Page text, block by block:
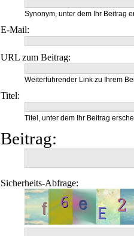
Synonym, unter dem Ihr Beitrag
E-Mail:
URL zum Beitrag:
Weiterführender Link zu Ihrem
Titel:
Titel, unter dem Ihr Beitrag
Beitrag:
Sicherheits-Abfrage: